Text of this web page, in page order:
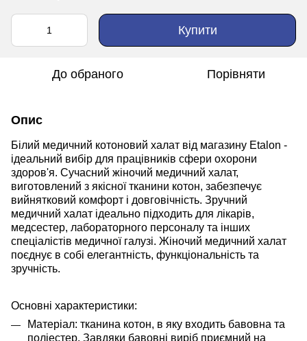
Купити
До обраного Порівняти
Опис
Білий медичний котоновий халат від магазину Etalon -
ідеальний вибір для працівників сфери охорони
здоров'я. Сучасний жіночий медичний халат,
виготовлений з якісної тканини котон, забезпечує
вийнятковий комфорт і довговічність. Зручний
медичний халат ідеально підходить для лікарів,
медсестер, лабораторного персоналу та інших
спеціалістів медичної галузі. Жіночий медичний халат
поєднує в собі елегантність, функціональність та
зручність.
Основні характеристики:
Матеріал: тканина котон, в яку входить бавовна та
поліестер. Завдяки бавовні виріб приємний на